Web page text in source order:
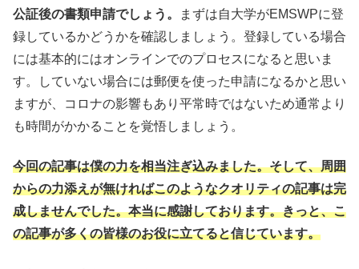
公証後の書類申請でしょう。
まずは自大学がEMSWPに登
録しているかどうかを確認しましょう。登録している場合
には基本的にはオンラインでのプロセスになると思いま
す。していない場合には郵便を使った申請になるかと思い
ますが、コロナの影響もあり平常時ではないため通常より
も時間がかかることを覚悟しましょう。
今回の記事は僕の力を相当注ぎ込みました。そして、周囲
からの力添えが無ければこのようなクオリティの記事は完
成しませんでした。本当に感謝しております。きっと、こ
の記事が多くの皆様のお役に立てると信じています。